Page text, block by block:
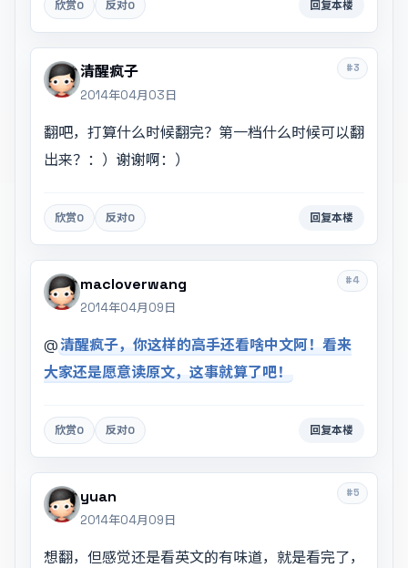
欣赏0 反对0 回复本楼
#3
清醒疯子
2014年04月03日
翻吧，打算什么时候翻完？第一档什么时候可以翻
出来？：）谢谢啊：）
欣赏0 反对0 回复本楼
#4
macloverwang
2014年04月09日
@清醒疯子，你这样的高手还看啥中文阿！看来
大家还是愿意读原文，这事就算了吧！
欣赏0 反对0 回复本楼
#5
yuan
2014年04月09日
想翻，但感觉还是看英文的有味道，就是看完了，